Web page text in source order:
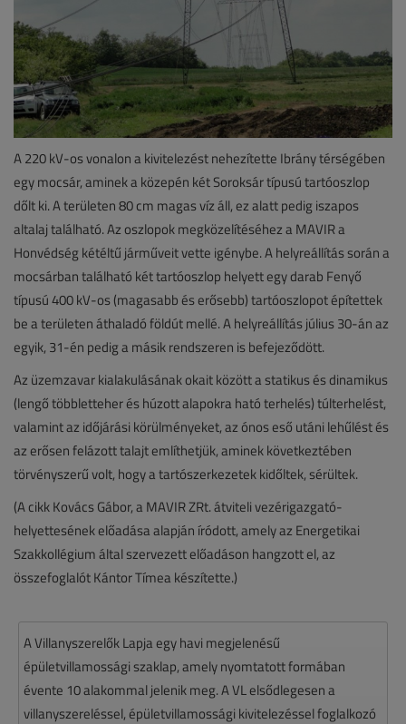
A 220 kV-os vonalon a kivitelezést nehezítette Ibrány térségében
egy mocsár, aminek a közepén két Soroksár típusú tartóoszlop
dőlt ki. A területen 80 cm magas víz áll, ez alatt pedig iszapos
altalaj található. Az oszlopok megközelítéséhez a MAVIR a
Honvédség kétéltű járműveit vette igénybe. A helyreállítás során a
mocsárban található két tartóoszlop helyett egy darab Fenyő
típusú 400 kV-os (magasabb és erősebb) tartóoszlopot építettek
be a területen áthaladó földút mellé. A helyreállítás július 30-án az
egyik, 31-én pedig a másik rendszeren is befejeződött.
Az üzemzavar kialakulásának okait között a statikus és dinamikus
(lengő többletteher és húzott alapokra ható terhelés) túlterhelést,
valamint az időjárási körülményeket, az ónos eső utáni lehűlést és
az erősen felázott talajt említhetjük, aminek következtében
törvényszerű volt, hogy a tartószerkezetek kidőltek, sérültek.
(A cikk Kovács Gábor, a MAVIR ZRt. átviteli vezérigazgató-
helyettesének előadása alapján íródott, amely az Energetikai
Szakkollégium által szervezett előadáson hangzott el, az
összefoglalót Kántor Tímea készítette.)
A Villanyszerelők Lapja egy havi megjelenésű
épületvillamossági szaklap, amely nyomtatott formában
évente 10 alakommal jelenik meg. A VL elsődlegesen a
villanyszereléssel, épületvillamossági kivitelezéssel foglalkozó